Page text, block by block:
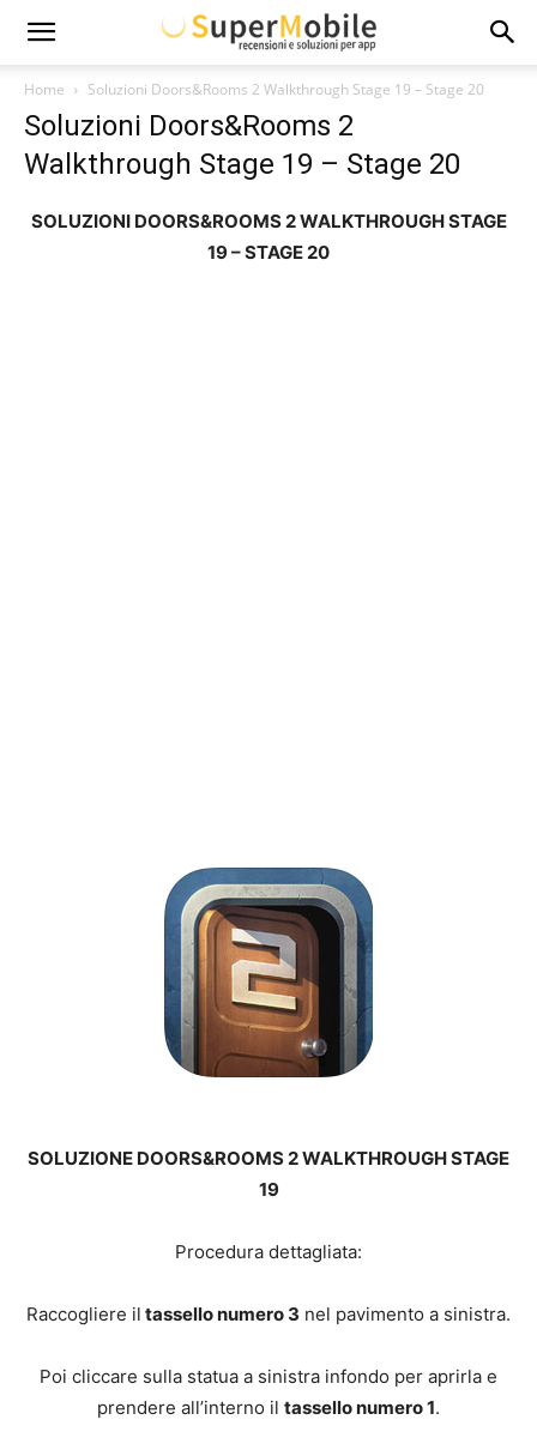
Super
Mobile
Home Soluzioni Doors&Rooms 2 Walkthrough Stage 19 – Stage 20
Soluzioni Doors&Rooms 2
Walkthrough Stage 19 – Stage 20
SOLUZIONI DOORS&ROOMS 2 WALKTHROUGH STAGE
19 – STAGE 20
SOLUZIONE DOORS&ROOMS 2 WALKTHROUGH STAGE
19
Procedura dettagliata:
Raccogliere il tassello numero 3 nel pavimento a sinistra.
Poi cliccare sulla statua a sinistra infondo per aprirla e
prendere all’interno il tassello numero 1.